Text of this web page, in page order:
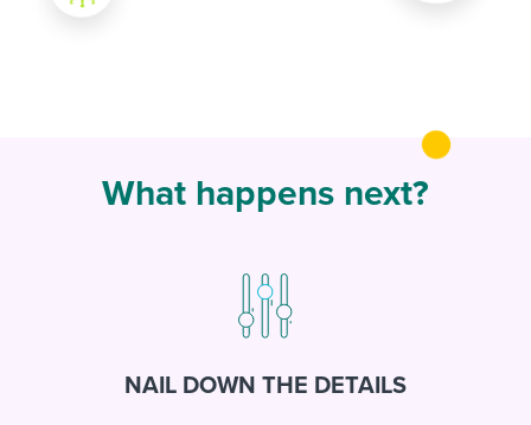
What happens next?
NAIL DOWN THE DETAILS